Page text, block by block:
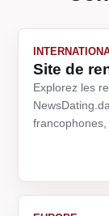
Site de
Explorez les